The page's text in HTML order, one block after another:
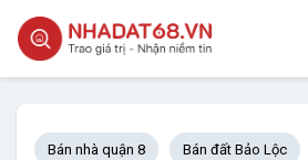
Bán nhà quận 8 Bán đất Bảo Lộc